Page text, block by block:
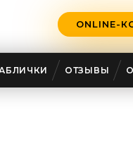
ONLINE-
ОТЗЫВЫ